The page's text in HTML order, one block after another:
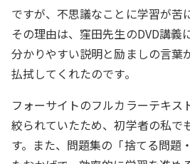
ですが、不思議なことに学習が苦
その理由は、窪田先生のDVD講義
分かりやすい説明と励ましの言葉
払拭してくれたのです。
フォーサイトのフルカラーテキス
絞られていたため、初学者の私で
す。また、問題集の「捨てる問題